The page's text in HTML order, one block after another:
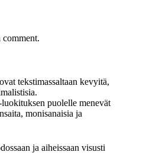
comment.
tekstimassaltaan kevyitä,
puolelle menevät
monisanaisia ja
ja aiheissaan visusti